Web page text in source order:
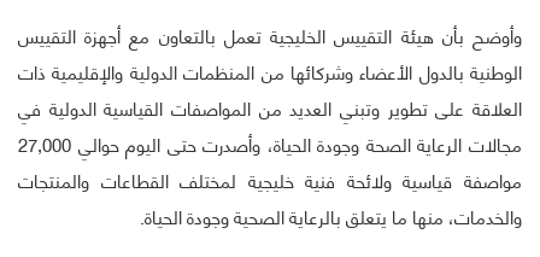
وأوضح بأن هيئة التقييس الخليجية تعمل بالتعاون مع أجهزة التقييس
الوطنية بالدول الأعضاء وشركائها من المنظمات الدولية والإقليمية ذات
العلاقة على تطوير وتبني العديد من المواصفات القياسية الدولية في
مجالات الرعاية الصحة وجودة الحياة، وأصدرت حتى اليوم حوالي 27,000
مواصفة قياسية ولائحة فنية خليجية لمختلف القطاعات والمنتجات
والخدمات، منها ما يتعلق بالرعاية الصحية وجودة الحياة.